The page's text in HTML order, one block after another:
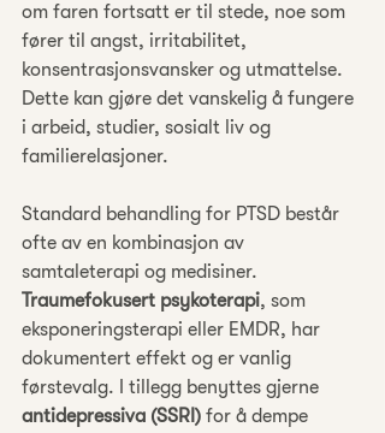
om faren fortsatt er til stede, noe som
fører til angst, irritabilitet,
konsentrasjonsvansker og utmattelse.
Dette kan gjøre det vanskelig å fungere
i arbeid, studier, sosialt liv og
familierelasjoner.
Standard behandling for PTSD består
ofte av en kombinasjon av
samtaleterapi og medisiner.
Traumefokusert psykoterapi, som
eksponeringsterapi eller EMDR, har
dokumentert effekt og er vanlig
førstevalg. I tillegg benyttes gjerne
antidepressiva (SSRI) for å dempe